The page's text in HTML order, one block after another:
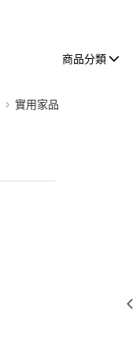
商品分類
實用家品